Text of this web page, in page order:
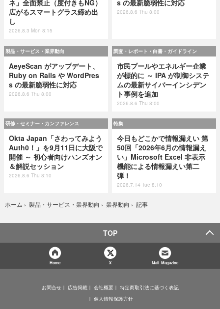
ネ」全面禁止（度付きもNG）
広がるスマートグラス締め出
し
2026.8.3 Mon 8:15
s の最新脆弱性に対応
2026.8.6 Thu 8:00
製品・サービス・業界動向
AeyeScan がアップデート、
Ruby on Rails や WordPres
s の最新脆弱性に対応
2026.8.6 Thu 8:00
調査・レポート・白書・ガイドライン
市民プールやエネルギー企業
が標的に ～ IPA が制御システ
ムの最新サイバーインシデン
ト事例を追加
2026.8.6 Thu 8:00
研修・セミナー・カンファレンス
Okta Japan「さわってみよう
Auth0！」を9月11日に大阪で
開催 ～ 初心者向けハンズオン
＆解説セッション
2026.8.6 Thu 8:10
特集
今日もどこかで情報漏えい 第
50回「2026年6月の情報漏え
い」Microsoft Excel 非表示
機能による情報漏えい第二
弾！
2026.7.14 Tue 8:10
ホーム › 製品・サービス・業界動向 › 業界動向 › 記事
TOP
Home X Mail Magazine
お問合せ 広告掲載 会社概要
特定商取引法に基づく表記
個人情報保護方針